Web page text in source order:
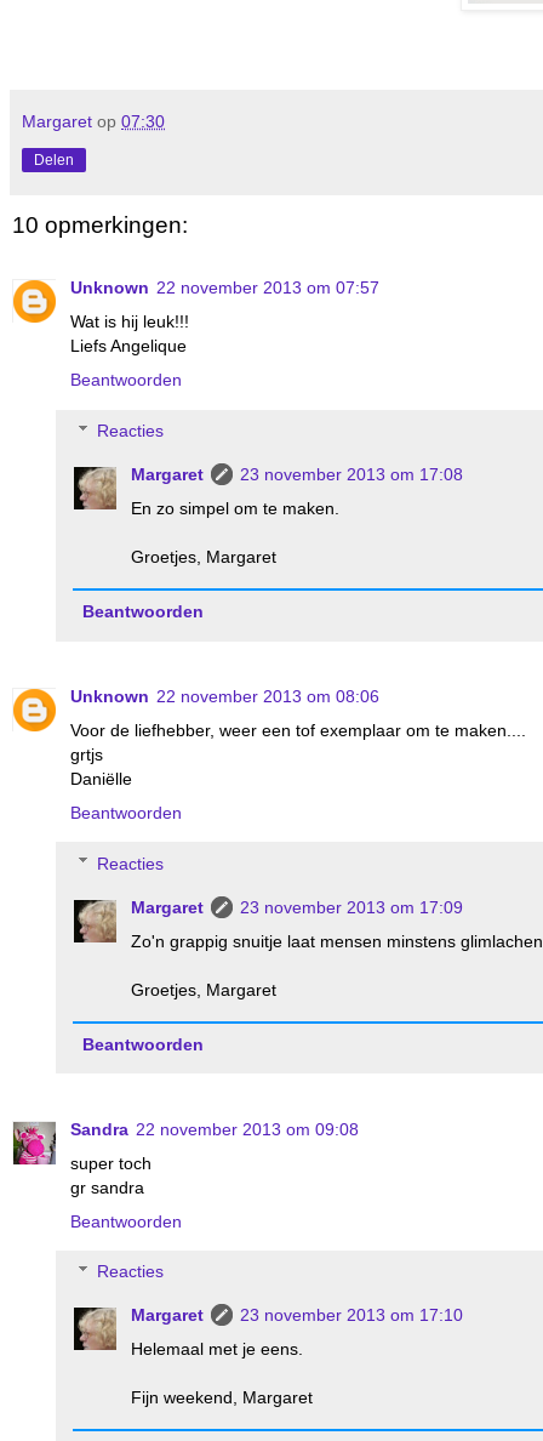
Margaret op 07:30
Delen
10 opmerkingen:
Unknown 22 november 2013 om 07:57
Wat is hij leuk!!!
Liefs Angelique
Beantwoorden
Reacties
Margaret
23 november 2013 om 17:08
En zo simpel om te maken.
Groetjes, Margaret
Beantwoorden
Unknown 22 november 2013 om 08:06
Voor de liefhebber, weer een tof exemplaar om te maken....
grtjs
Daniëlle
Beantwoorden
Reacties
Margaret
23 november 2013 om 17:09
Zo'n grappig snuitje laat mensen minstens
Groetjes, Margaret
Beantwoorden
Sandra 22 november 2013 om 09:08
super toch
gr sandra
Beantwoorden
Reacties
Margaret
23 november 2013 om 17:10
Helemaal met je eens.
Fijn weekend, Margaret